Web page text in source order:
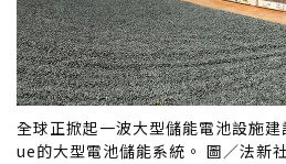
全球正掀起一波大型儲能電池設施
ue的大型電池儲能系統。 圖／法新